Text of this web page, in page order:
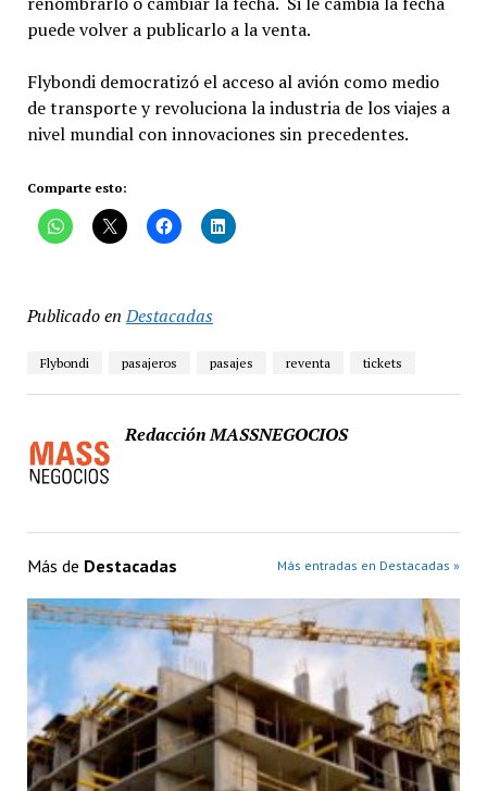
puede volver a publicarlo a la venta.
Flybondi democratizó el acceso al avión como medio
de transporte y revoluciona la industria de los viajes a
nivel mundial con innovaciones sin precedentes.
Comparte esto:
Publicado en Destacadas
Flybondi pasajeros pasajes reventa tickets
Redacción MASSNEGOCIOS
Más de Destacadas Más entradas en Destacadas »